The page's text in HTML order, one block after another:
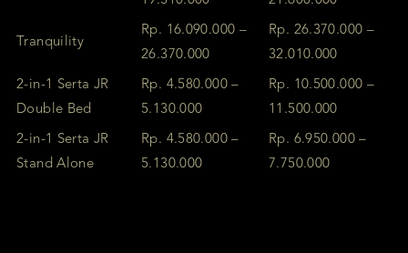
Tranquility
Rp. 16.090.000 –
26.370.000
Rp. 26.370.000 –
32.010.000
2-in-1 Serta JR
Double Bed
Rp. 4.580.000 –
5.130.000
Rp. 10.500.000 –
11.500.000
2-in-1 Serta JR
Stand Alone
Rp. 4.580.000 –
5.130.000
Rp. 6.950.000 –
7.750.000